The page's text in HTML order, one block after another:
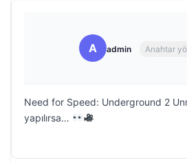
A admin Anahtar
Need for Speed: Underground 2
yapılırsa…